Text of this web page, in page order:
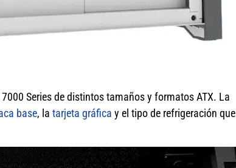
Series de distintos tamaños y formatos ATX. La
base, la tarjeta gráfica y el tipo de refrigeración que